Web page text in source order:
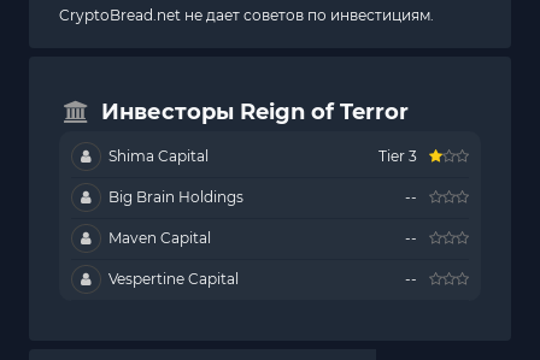
CryptoBread.net не дает советов по инвестициям.
Инвесторы Reign of Terror
Shima Capital Tier 3
Big Brain Holdings --
Maven Capital --
Vespertine Capital --